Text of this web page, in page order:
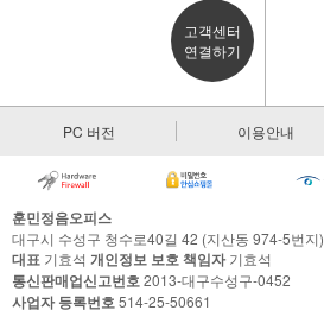
고객센터
연결하기
PC 버전 이용안내
훈민정음오피스
대구시 수성구 청수로40길 42 (지산동 974-5번지)
대표 기효석 개인정보 보호 책임자기효석
통신판매업신고번호2013-대구수성구-0452
사업자 등록번호514-25-50661